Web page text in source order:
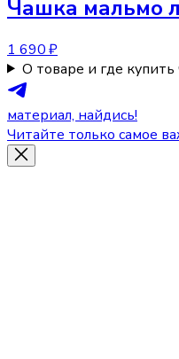
Чашка мальмо
1 690 ₽
О товаре и где купить
материал, найдись!
Читайте только самое